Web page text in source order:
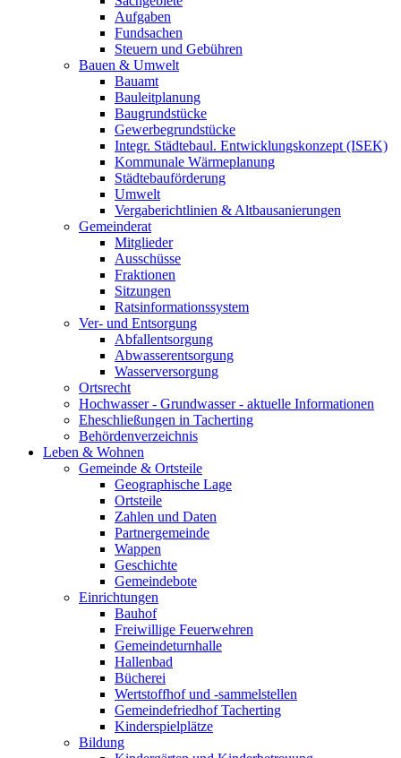
Aufgaben
Fundsachen
Steuern und Gebühren
Bauen & Umwelt
Bauamt
Bauleitplanung
Baugrundstücke
Gewerbegrundstücke
Integr. Städtebaul. Entwicklungskonzept (ISEK)
Kommunale Wärmeplanung
Städtebauförderung
Umwelt
Vergaberichtlinien & Altbausanierungen
Gemeinderat
Mitglieder
Ausschüsse
Fraktionen
Sitzungen
Ratsinformationssystem
Ver- und Entsorgung
Abfallentsorgung
Abwasserentsorgung
Wasserversorgung
Ortsrecht
Hochwasser - Grundwasser - aktuelle Informationen
Eheschließungen in Tacherting
Behördenverzeichnis
Leben & Wohnen
Gemeinde & Ortsteile
Geographische Lage
Ortsteile
Zahlen und Daten
Partnergemeinde
Wappen
Geschichte
Gemeindebote
Einrichtungen
Bauhof
Freiwillige Feuerwehren
Gemeindeturnhalle
Hallenbad
Bücherei
Wertstoffhof und -sammelstellen
Gemeindefriedhof Tacherting
Kinderspielplätze
Bildung